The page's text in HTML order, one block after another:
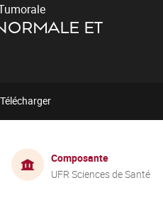
ET
Télécharger
Composante
UFR Sciences de Santé